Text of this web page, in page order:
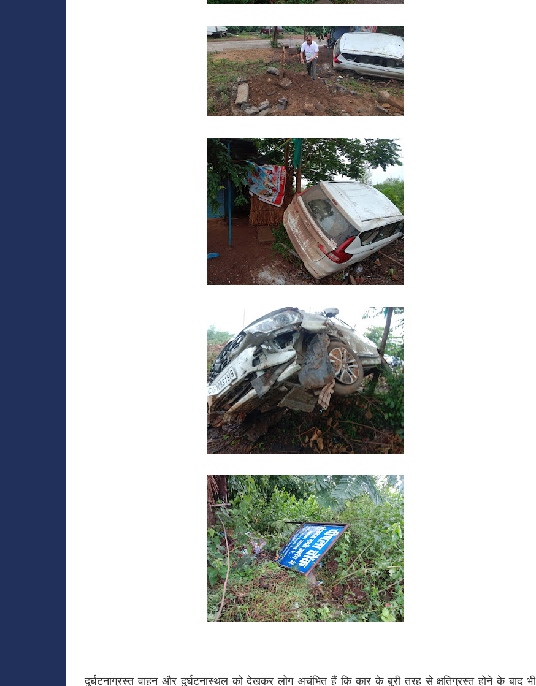
दुर्घटनाग्रस्त वाहन और दुर्घटनास्थल को देखकर लोग अचंभित हैं कि कार के बुरी तरह से क्षतिग्रस्त होने के बाद भी